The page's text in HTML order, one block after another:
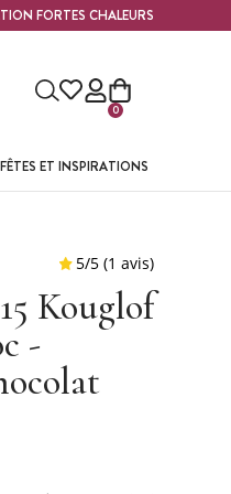
FORTES CHALEURS
0
FÊTES ET INSPIRATIONS
Kouglof
-